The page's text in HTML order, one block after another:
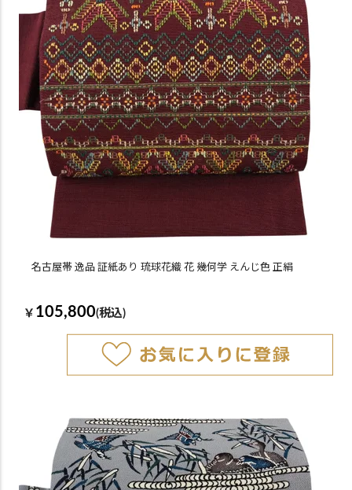
名古屋帯 逸品 証紙あり 琉球花織 花 幾何学 えんじ色 正絹
￥ 105,800(税込)